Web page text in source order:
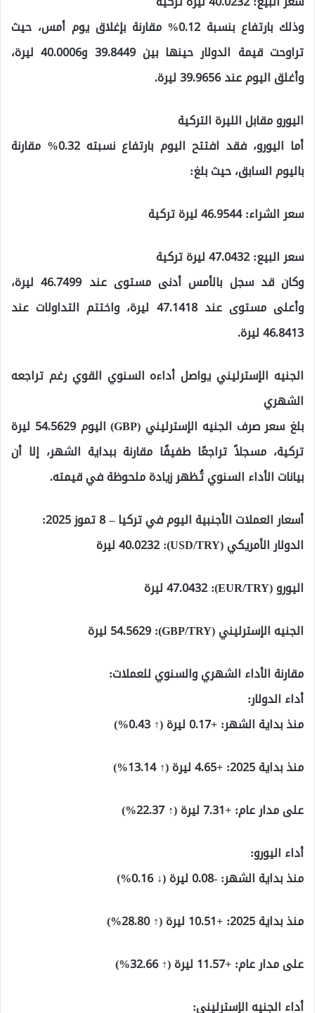
وذلك بارتفاع بنسبة 0.12% مقارنة بإغلاق يوم أمس، حيث
تراوحت قيمة الدولار حينها بين 39.8449 و40.0006 ليرة،
وأغلق اليوم عند 39.9656 ليرة.
اليورو مقابل الليرة التركية
أما اليورو، فقد افتتح اليوم بارتفاع نسبته 0.32% مقارنة
باليوم السابق، حيث بلغ:
سعر الشراء: 46.9544 ليرة تركية
سعر البيع: 47.0432 ليرة تركية
وكان قد سجل بالأمس أدنى مستوى عند 46.7499 ليرة،
وأعلى مستوى عند 47.1418 ليرة، واختتم التداولات عند
46.8413 ليرة.
الجنيه الإسترليني يواصل أداءه السنوي القوي رغم تراجعه
الشهري
بلغ سعر صرف الجنيه الإسترليني (GBP) اليوم 54.5629 ليرة
تركية، مسجلاً تراجعًا طفيفًا مقارنة ببداية الشهر، إلا أن
بيانات الأداء السنوي تُظهر زيادة ملحوظة في قيمته.
أسعار العملات الأجنبية اليوم في تركيا – 8 تموز 2025:
الدولار الأمريكي (USD/TRY): 40.0232 ليرة
اليورو (EUR/TRY): 47.0432 ليرة
الجنيه الإسترليني (GBP/TRY): 54.5629 ليرة
مقارنة الأداء الشهري والسنوي للعملات:
أداء الدولار:
منذ بداية الشهر: +0.17 ليرة (↑ 0.43%)
منذ بداية 2025: +4.65 ليرة (↑ 13.14%)
على مدار عام: +7.31 ليرة (↑ 22.37%)
أداء اليورو:
منذ بداية الشهر: -0.08 ليرة (↓ 0.16%)
منذ بداية 2025: +10.51 ليرة (↑ 28.80%)
على مدار عام: +11.57 ليرة (↑ 32.66%)
أداء الجنيه الإسترليني: